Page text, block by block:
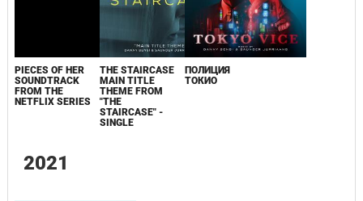
PIECES OF HER
SOUNDTRACK
FROM THE
NETFLIX SERIES
THE STAIRCASE
MAIN TITLE
THEME FROM
"THE
STAIRCASE" -
SINGLE
ПОЛИЦИЯ
ТОКИО
2021